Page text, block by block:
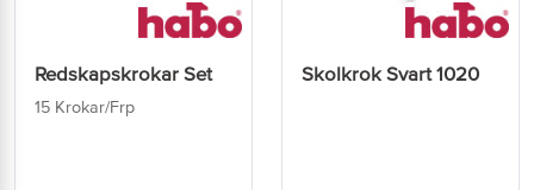
Redskapskrokar Set
15 Krokar/Frp
Skolkrok Svart 1020